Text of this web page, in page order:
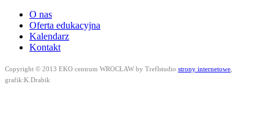
O nas
Oferta edukacyjna
Kalendarz
Kontakt
Copyright © 2013 EKO centrum WROCŁAW by Treflstudio strony internetowe
grafik:K.Drabik